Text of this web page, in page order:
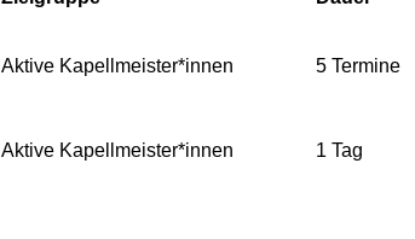
Aktive Kapellmeister*innen 5 Termine
Aktive Kapellmeister*innen 1 Tag